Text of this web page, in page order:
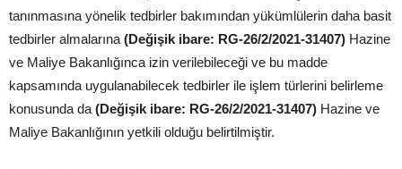
tanınmasına yönelik tedbirler bakımından yükümlülerin daha basit
tedbirler almalarına (Değişik ibare: RG-26/2/2021-31407) Hazine
ve Maliye Bakanlığınca izin verilebileceği ve bu madde
kapsamında uygulanabilecek tedbirler ile işlem türlerini belirleme
konusunda da (Değişik ibare: RG-26/2/2021-31407) Hazine ve
Maliye Bakanlığının yetkili olduğu belirtilmiştir.